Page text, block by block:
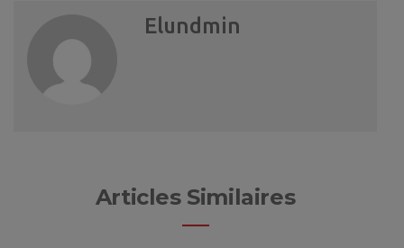
Elundmin
Articles Similaires